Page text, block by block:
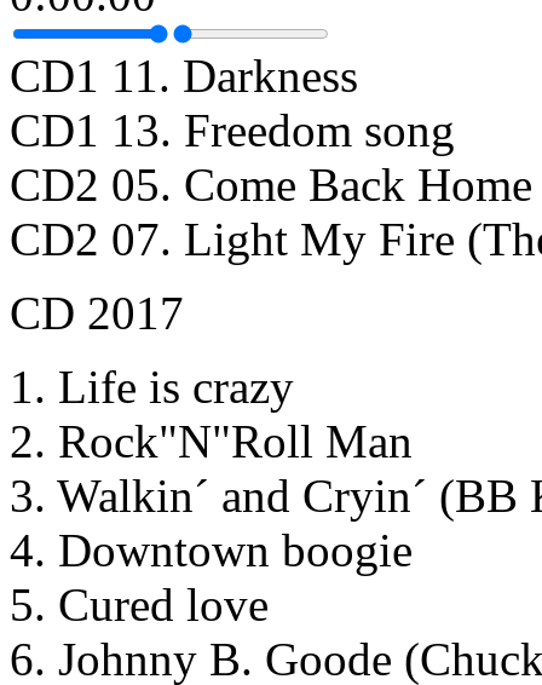
CD1 11. Darkness
CD1 13. Freedom song
CD2 05. Come Back
CD2 07. Light My Fire
CD 2017
1. Life is crazy
2. Rock"N"Roll Man
3. Walkin´ and Cryin´ (BB
4. Downtown boogie
5. Cured love
6. Johnny B. Goode